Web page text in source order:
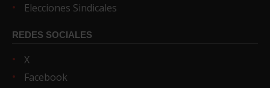
Elecciones Sindicales
REDES SOCIALES
X
Facebook